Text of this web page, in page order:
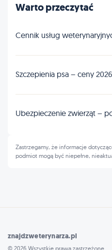
Warto przeczytać
Cennik usług
Szczepienia psa – ceny 2026
Ubezpieczenie zwierząt –
Zastrzegamy, że informacje
podmiot mogą być niepełne,
znajdzweterynarza.pl
© 2026 Wszystkie prawa zastrzeżone